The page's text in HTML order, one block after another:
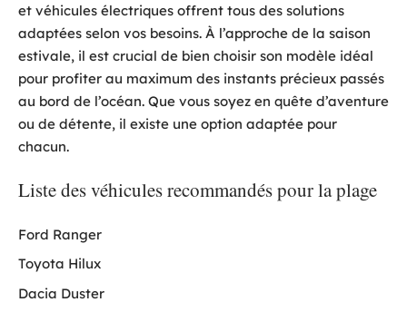
et véhicules électriques offrent tous des solutions
adaptées selon vos besoins. À l’approche de la saison
estivale, il est crucial de bien choisir son modèle idéal
pour profiter au maximum des instants précieux passés
au bord de l’océan. Que vous soyez en quête d’aventure
ou de détente, il existe une option adaptée pour
chacun.
Liste des véhicules recommandés pour la plage
Ford Ranger
Toyota Hilux
Dacia Duster